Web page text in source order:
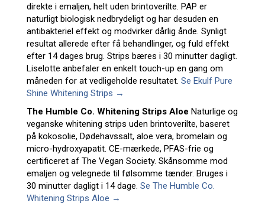
direkte i emaljen, helt uden brintoverilte. PAP er
naturligt biologisk nedbrydeligt og har desuden en
antibakteriel effekt og modvirker dårlig ånde. Synligt
resultat allerede efter få behandlinger, og fuld effekt
efter 14 dages brug. Strips bæres i 30 minutter dagligt.
Liselotte anbefaler en enkelt touch-up en gang om
måneden for at vedligeholde resultatet. Se Ekulf Pure
Shine Whitening Strips →
The Humble Co. Whitening Strips Aloe Naturlige og
veganske whitening strips uden brintoverilte, baseret
på kokosolie, Dødehavssalt, aloe vera, bromelain og
micro-hydroxyapatit. CE-mærkede, PFAS-frie og
certificeret af The Vegan Society. Skånsomme mod
emaljen og velegnede til følsomme tænder. Bruges i
30 minutter dagligt i 14 dage. Se The Humble Co.
Whitening Strips Aloe →